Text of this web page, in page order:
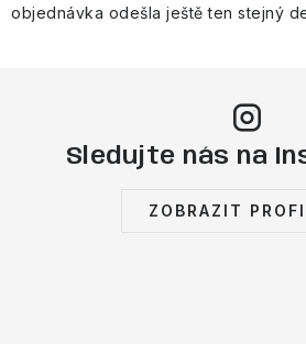
objednávka odešla ještě ten stejný
Sledujte nás na
ZOBRAZIT